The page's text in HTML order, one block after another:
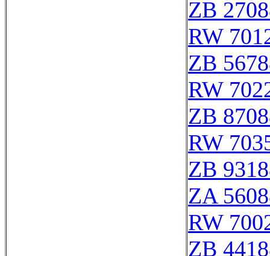
ZB
RW
ZB
RW
ZB
RW
ZB
ZA
RW
ZB